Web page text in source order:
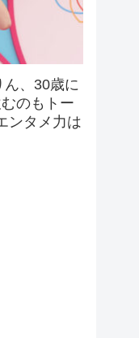
ん、30歳に
のもトー
ンタメ力は